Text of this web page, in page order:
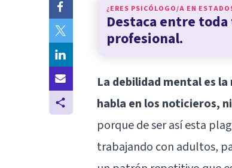
¿ERES PSICÓLOGO/A EN
Destaca entre
profesional.
La debilidad mental es
habla en los noticieros,
porque de ser así esta
trabajando con adultos,